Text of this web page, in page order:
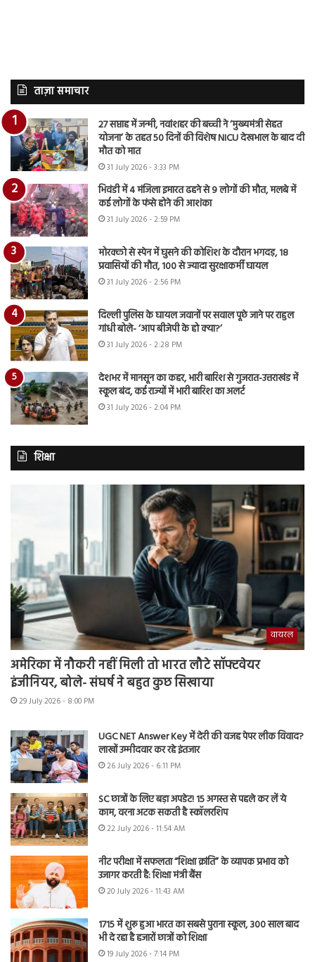
ताज़ा समाचार
27 सप्ताह में जन्मी, नवांशहर की बच्ची ने ‘मुख्यमंत्री सेहत
योजना’ के तहत 50 दिनों की विशेष NICU देखभाल के बाद दी
मौत को मात
31 July 2026 - 3:33 PM
भिवंडी में 4 मंजिला इमारत ढहने से 9 लोगों की मौत, मलबे में
कई लोगों के फंसे होने की आशंका
31 July 2026 - 2:59 PM
मोरक्को से स्पेन में घुसने की कोशिश के दौरान भगदड़, 18
प्रवासियों की मौत, 100 से ज्यादा सुरक्षाकर्मी घायल
31 July 2026 - 2:56 PM
दिल्ली पुलिस के घायल जवानों पर सवाल पूछे जाने पर राहुल
गांधी बोले- ‘आप बीजेपी के हो क्या?’
31 July 2026 - 2:28 PM
देशभर में मानसून का कहर, भारी बारिश से गुजरात-उत्तराखंड में
स्कूल बंद, कई राज्यों में भारी बारिश का अलर्ट
31 July 2026 - 2:04 PM
शिक्षा
वायरल
अमेरिका में नौकरी नहीं मिली तो भारत लौटे सॉफ्टवेयर
इंजीनियर, बोले- संघर्ष ने बहुत कुछ सिखाया
29 July 2026 - 8:00 PM
UGC NET Answer Key में देरी की वजह पेपर लीक विवाद?
लाखों उम्मीदवार कर रहे इंतजार
26 July 2026 - 6:11 PM
SC छात्रों के लिए बड़ा अपडेट! 15 अगस्त से पहले कर लें ये
काम, वरना अटक सकती है स्कॉलरशिप
22 July 2026 - 11:54 AM
नीट परीक्षा में सफलता “शिक्षा क्रांति” के व्यापक प्रभाव को
उजागर करती है: शिक्षा मंत्री बैंस
20 July 2026 - 11:43 AM
1715 में शुरू हुआ भारत का सबसे पुराना स्कूल, 300 साल बाद
भी दे रहा है हजारों छात्रों को शिक्षा
19 July 2026 - 7:14 PM